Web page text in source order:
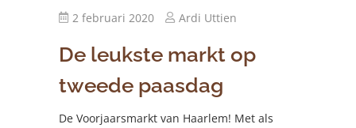
2 februari 2020 Ardi Uttien
De leukste markt op
tweede paasdag
De Voorjaarsmarkt van Haarlem! Met als